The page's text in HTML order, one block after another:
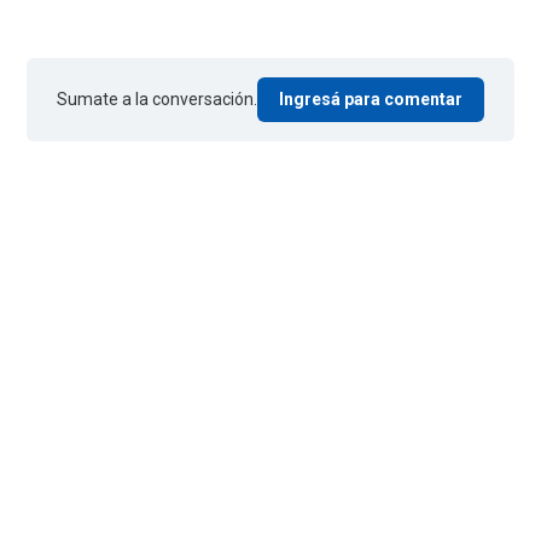
Sumate a la conversación. Ingresá para comentar